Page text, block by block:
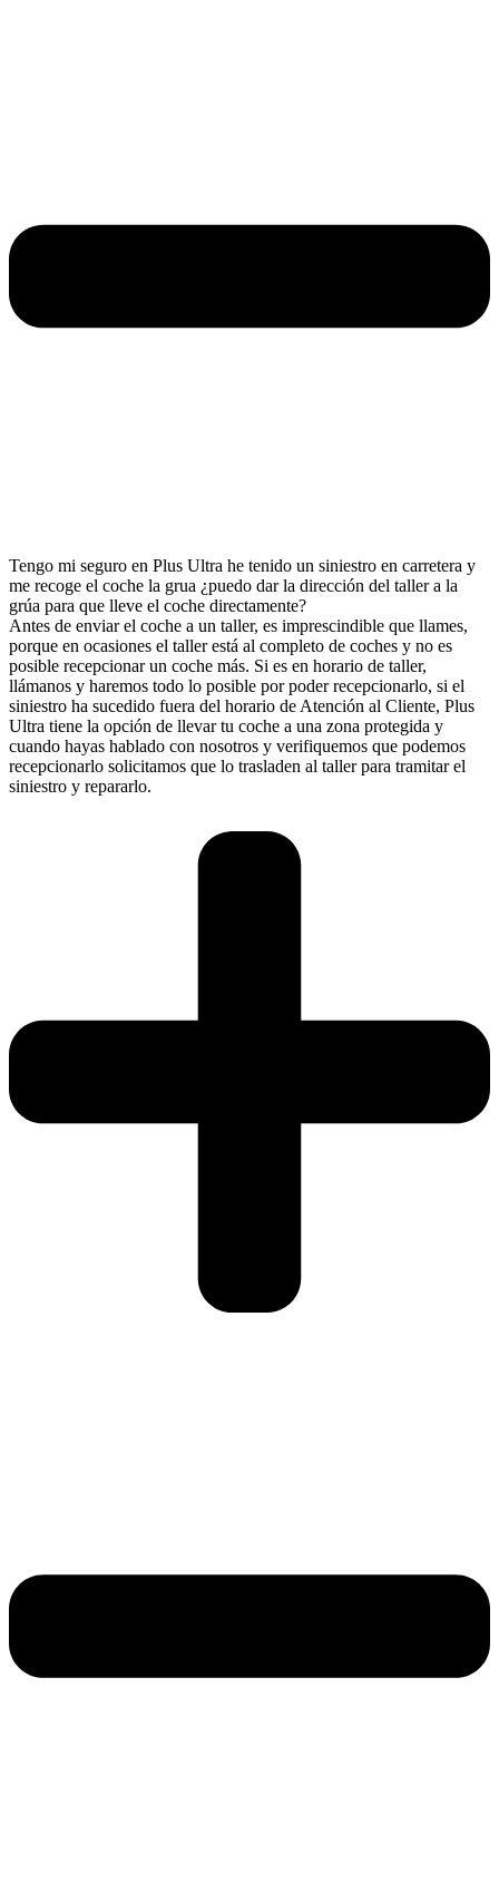
Tengo mi seguro en Plus Ultra he tenido un siniestro en carretera y
me recoge el coche la grua ¿puedo dar la dirección del taller a la
grúa para que lleve el coche directamente?
Antes de enviar el coche a un taller, es imprescindible que llames,
porque en ocasiones el taller está al completo de coches y no es
posible recepcionar un coche más. Si es en horario de taller,
llámanos y haremos todo lo posible por poder recepcionarlo, si el
siniestro ha sucedido fuera del horario de Atención al Cliente, Plus
Ultra tiene la opción de llevar tu coche a una zona protegida y
cuando hayas hablado con nosotros y verifiquemos que podemos
recepcionarlo solicitamos que lo trasladen al taller para tramitar el
siniestro y repararlo.